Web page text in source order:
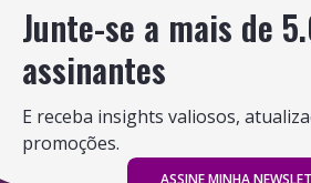
Junte-se a mais de
assinantes
E receba insights valiosos,
promoções.
ASSINE MINHA